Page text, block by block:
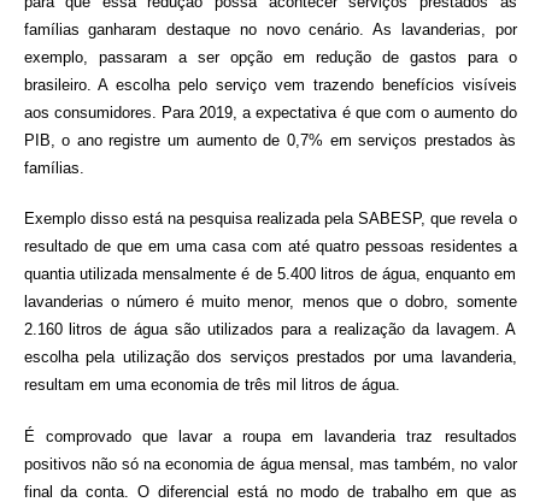
famílias ganharam destaque no novo cenário. As lavanderias, por
exemplo, passaram a ser opção em redução de gastos para o
brasileiro. A escolha pelo serviço vem trazendo benefícios visíveis
aos consumidores. Para 2019, a expectativa é que com o aumento do
PIB, o ano registre um aumento de 0,7% em serviços prestados às
famílias.
Exemplo disso está na pesquisa realizada pela SABESP, que revela o
resultado de que em uma casa com até quatro pessoas residentes a
quantia utilizada mensalmente é de 5.400 litros de água, enquanto em
lavanderias o número é muito menor, menos que o dobro, somente
2.160 litros de água são utilizados para a realização da lavagem. A
escolha pela utilização dos serviços prestados por uma lavanderia,
resultam em uma economia de três mil litros de água.
É comprovado que lavar a roupa em lavanderia traz resultados
positivos não só na economia de água mensal, mas também, no valor
final da conta. O diferencial está no modo de trabalho em que as